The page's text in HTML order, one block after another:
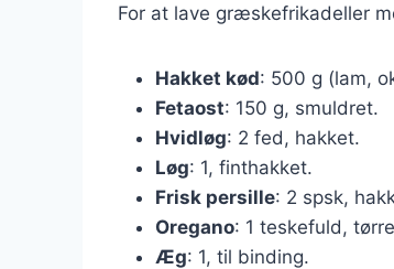
For at lave græskefrikadeller
Hakket kød: 500 g (lam,
Fetaost: 150 g, smuldret.
Hvidløg: 2 fed, hakket.
Løg: 1, finthakket.
Frisk persille: 2 spsk,
Oregano: 1 teskefuld,
Æg: 1, til binding.